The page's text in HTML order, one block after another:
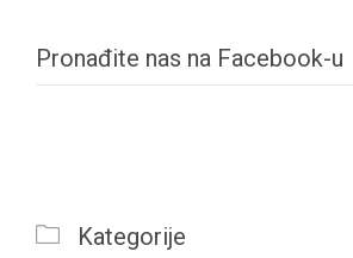
Pronađite nas na Facebook-u
 Kategorije